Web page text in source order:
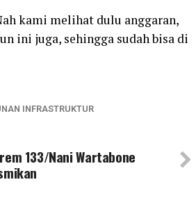
kami melihat dulu anggaran,
ini juga, sehingga sudah bisa di
INFRASTRUKTUR
133/Nani Wartabone